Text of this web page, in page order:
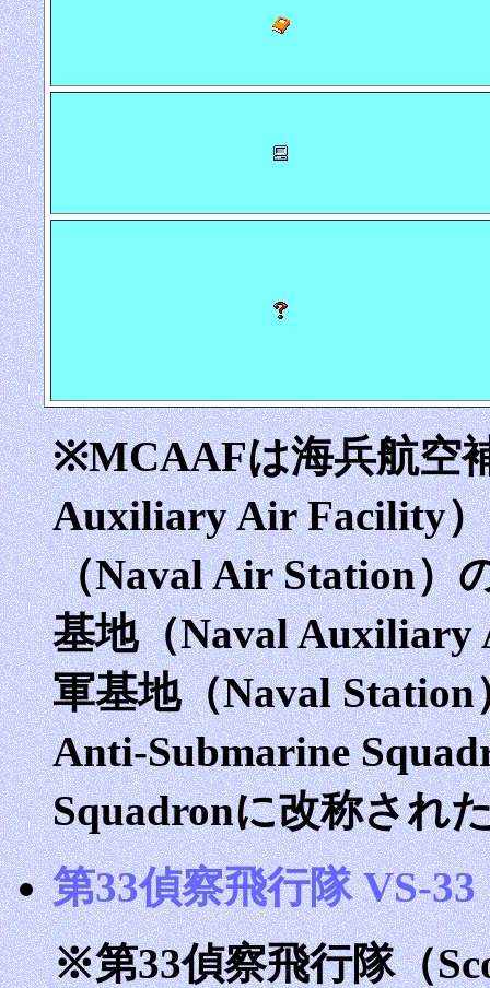
※MCAAFは海兵航空
Auxiliary Air Facility
（Naval Air Station）
基地（Naval Auxiliary
軍基地（Naval
Anti-Submarine
Squadronに改称され
第33偵察飛行隊 VS-33
※第33偵察飛行隊（